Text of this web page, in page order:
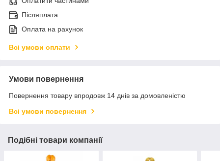
Післяплата
Оплата на рахунок
Всі умови оплати
Умови повернення
Повернення товару впродовж 14 днів за домовленістю
Всі умови повернення
Подібні товари компанії